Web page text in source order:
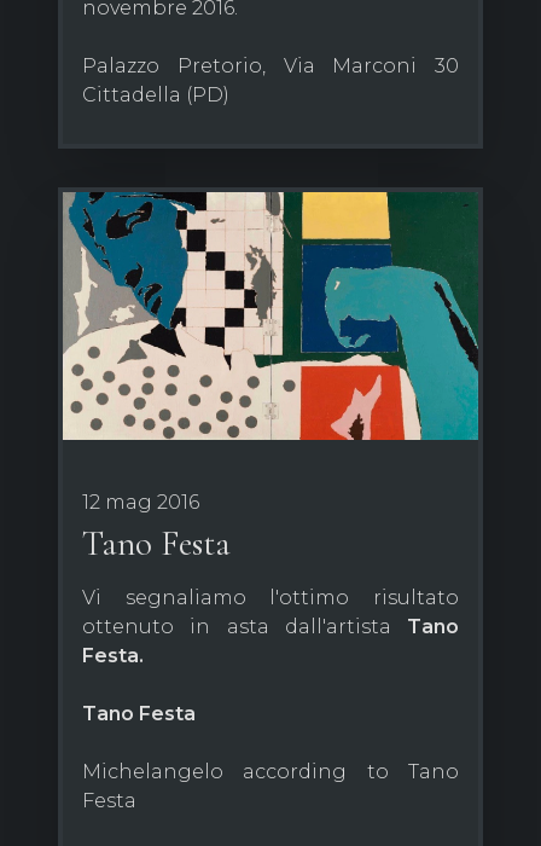
novembre 2016.
Palazzo Pretorio, Via Marconi 30
Cittadella (PD)
12 mag 2016
Tano Festa
Vi segnaliamo l'ottimo risultato
ottenuto in asta dall'artista Tano
Festa.
Tano Festa
Michelangelo according to Tano
Festa